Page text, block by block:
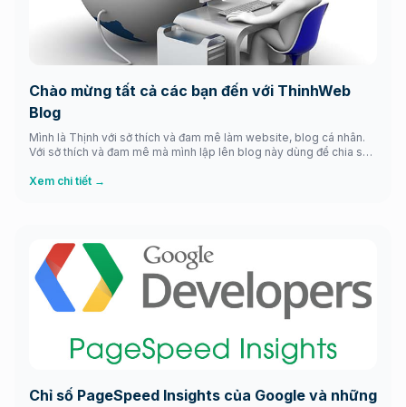
Chào mừng tất cả các bạn đến với ThinhWeb
Blog
Mình là Thịnh với sở thích và đam mê làm website, blog cá nhân.
Với sở thích và đam mê mà mình lập lên blog này dùng để chia sẻ
về làm web để có được website ưng ý với những […]
Xem chi tiết →
Chỉ số PageSpeed Insights của Google và những